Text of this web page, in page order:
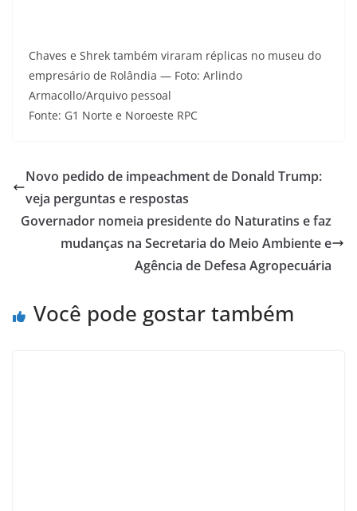
Chaves e Shrek também viraram réplicas no museu do
empresário de Rolândia — Foto: Arlindo
Armacollo/Arquivo pessoal
Fonte: G1 Norte e Noroeste RPC
Novo pedido de impeachment de Donald Trump:
veja perguntas e respostas
Governador nomeia presidente do Naturatins e faz
mudanças na Secretaria do Meio Ambiente e
Agência de Defesa Agropecuária
Você pode gostar também